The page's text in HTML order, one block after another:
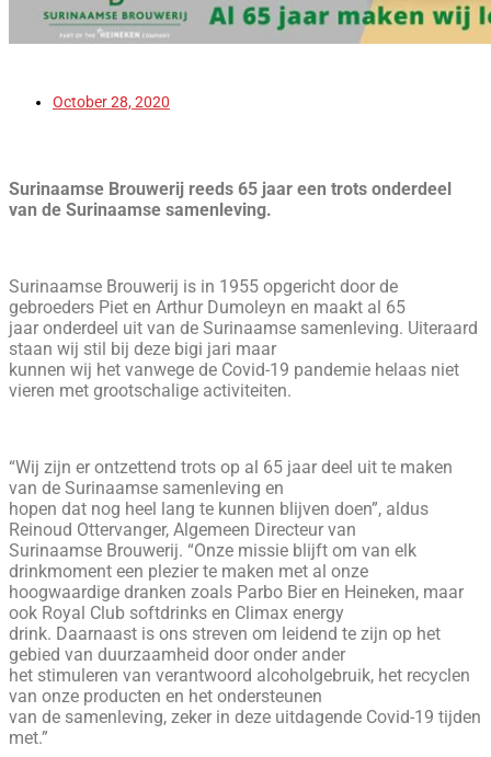
October 28, 2020
Surinaamse Brouwerij reeds 65 jaar een trots onderdeel
van de Surinaamse samenleving.
Surinaamse Brouwerij is in 1955 opgericht door de
gebroeders Piet en Arthur Dumoleyn en maakt al 65
jaar onderdeel uit van de Surinaamse samenleving. Uiteraard
staan wij stil bij deze bigi jari maar
kunnen wij het vanwege de Covid-19 pandemie helaas niet
vieren met grootschalige activiteiten.
“Wij zijn er ontzettend trots op al 65 jaar deel uit te maken
van de Surinaamse samenleving en
hopen dat nog heel lang te kunnen blijven doen”, aldus
Reinoud Ottervanger, Algemeen Directeur van
Surinaamse Brouwerij. “Onze missie blijft om van elk
drinkmoment een plezier te maken met al onze
hoogwaardige dranken zoals Parbo Bier en Heineken, maar
ook Royal Club softdrinks en Climax energy
drink. Daarnaast is ons streven om leidend te zijn op het
gebied van duurzaamheid door onder ander
het stimuleren van verantwoord alcoholgebruik, het recyclen
van onze producten en het ondersteunen
van de samenleving, zeker in deze uitdagende Covid-19 tijden
met.”